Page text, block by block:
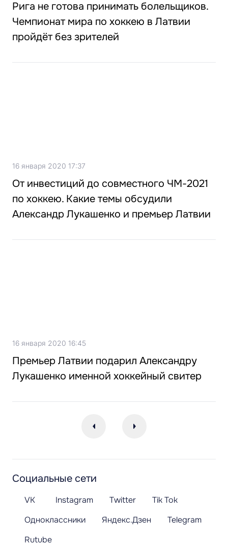
Рига не готова принимать болельщиков.
Чемпионат мира по хоккею в Латвии
пройдёт без зрителей
16 января 2020 17:37
От инвестиций до совместного ЧМ-2021
по хоккею. Какие темы обсудили
Александр Лукашенко и премьер Латвии
16 января 2020 16:45
Премьер Латвии подарил Александру
Лукашенко именной хоккейный свитер
Социальные сети
VK Instagram Twitter
Tik Tok
Одноклассники
Яндекс.Дзен
Telegram
Rutube